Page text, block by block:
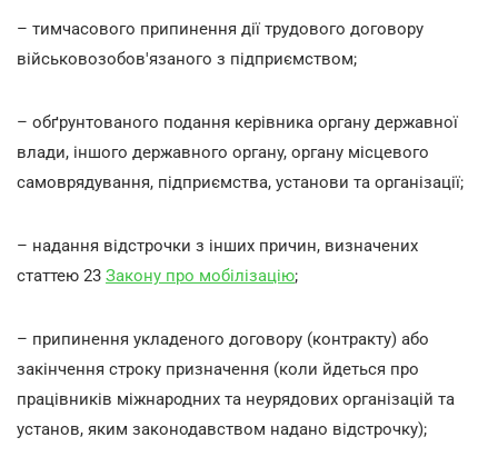
– тимчасового припинення дії трудового договору
військовозобов'язаного з підприємством;
– обґрунтованого подання керівника органу державної
влади, іншого державного органу, органу місцевого
самоврядування, підприємства, установи та організації;
– надання відстрочки з інших причин, визначених
статтею 23 Закону про мобілізацію;
– припинення укладеного договору (контракту) або
закінчення строку призначення (коли йдеться про
працівників міжнародних та неурядових організацій та
установ, яким законодавством надано відстрочку);